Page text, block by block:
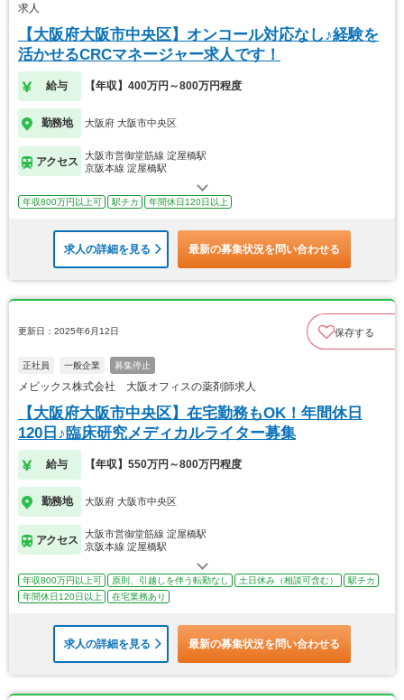
求人
【大阪府大阪市中央区】オンコール対応なし♪経験を
活かせるCRCマネージャー求人です！
給与 【年収】400万円～800万円程度
勤務地 大阪府 大阪市中央区
アクセス
大阪市営御堂筋線 淀屋橋駅
京阪本線 淀屋橋駅
年収800万円以上可 駅チカ 年間休日120日以上
求人の詳細を見る 最新の募集状況を問い合わせる
更新日：2025年6月12日 保存する
正社員 一般企業 募集停止
メビックス株式会社 大阪オフィスの薬剤師求人
【大阪府大阪市中央区】在宅勤務もOK！年間休日
120日♪臨床研究メディカルライター募集
給与 【年収】550万円～800万円程度
勤務地 大阪府 大阪市中央区
アクセス
大阪市営御堂筋線 淀屋橋駅
京阪本線 淀屋橋駅
年収800万円以上可 原則、引越しを伴う転勤なし 土日休み（相談可含む）
駅チカ
年間休日120日以上
在宅業務あり
求人の詳細を見る 最新の募集状況を問い合わせる